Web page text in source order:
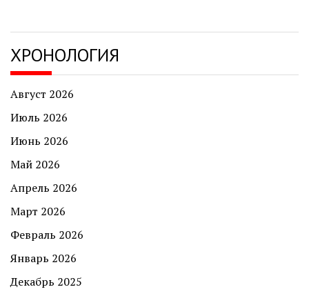
ХРОНОЛОГИЯ
Август 2026
Июль 2026
Июнь 2026
Май 2026
Апрель 2026
Март 2026
Февраль 2026
Январь 2026
Декабрь 2025